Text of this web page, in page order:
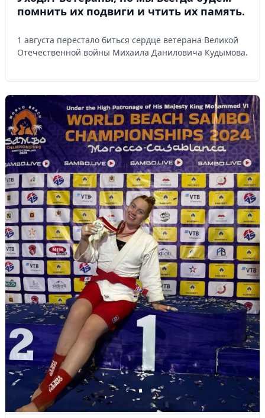
помнить их подвиги и чтить их память.
1 августа перестало биться сердце ветерана Великой
Отечественной войны Михаила Даниловича Кудымова.